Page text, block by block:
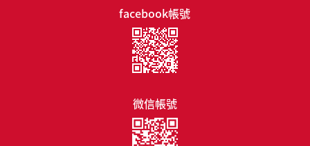
facebook帳號
微信帳號